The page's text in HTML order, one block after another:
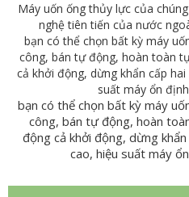
Máy uốn ống thủy lực của
nghệ tiên tiến của nước
bạn có thể chọn bất kỳ máy
công, bán tự động, hoàn toàn
cả khởi động, dừng khẩn cấp
suất máy ổn
bạn có thể chọn bất kỳ máy
công, bán tự động, hoàn
động cả khởi động, dừng
cao, hiệu suất máy